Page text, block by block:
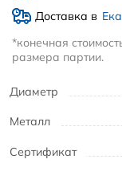
Диаметр
Металл
Сертификат
Доставка в
*конечная
размера партии.